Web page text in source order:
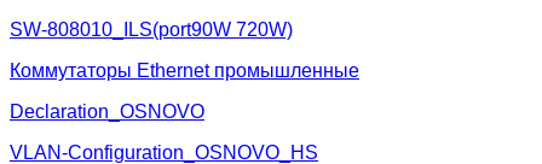
SW-808010_ILS(port90W 720W)
Коммутаторы Ethernet промышленные
Declaration_OSNOVO
VLAN-Configuration_OSNOVO_HS